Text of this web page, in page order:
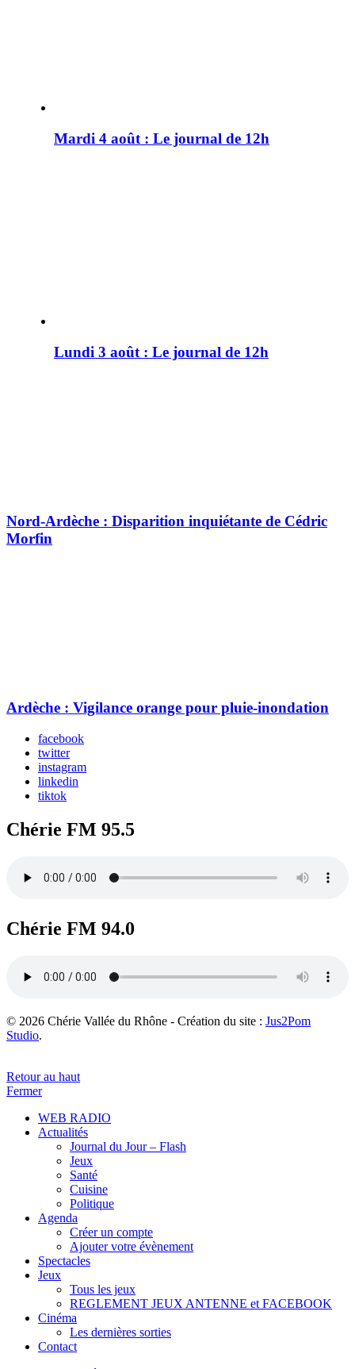
Mardi 4 août : Le journal de 12h
Lundi 3 août : Le journal de 12h
Nord-Ardèche : Disparition inquiétante de Cédric
Morfin
Ardèche : Vigilance orange pour pluie-inondation
facebook
twitter
instagram
linkedin
tiktok
Chérie FM 95.5
Chérie FM 94.0
© 2026 Chérie Vallée du Rhône - Création du site : Jus2Pom
Studio.
Retour au haut
Fermer
WEB RADIO
Actualités
Journal du Jour – Flash
Jeux
Santé
Cuisine
Politique
Agenda
Créer un compte
Ajouter votre évènement
Spectacles
Jeux
Tous les jeux
REGLEMENT JEUX ANTENNE et FACEBOOK
Cinéma
Les dernières sorties
Contact